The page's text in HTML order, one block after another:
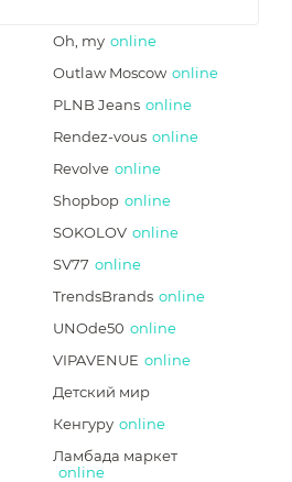
Oh, my online
Outlaw Moscow online
PLNB Jeans online
Rendez-vous online
Revolve online
Shopbop online
SOKOLOV online
SV77 online
TrendsBrands online
UNOde50 online
VIPAVENUE online
Детский мир
Кенгуру online
Ламбада маркет
online